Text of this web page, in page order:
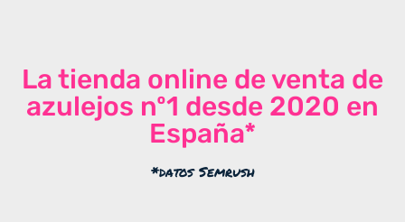
La tienda online de venta de
azulejos nº1 desde 2020 en
España*
*datos Semrush